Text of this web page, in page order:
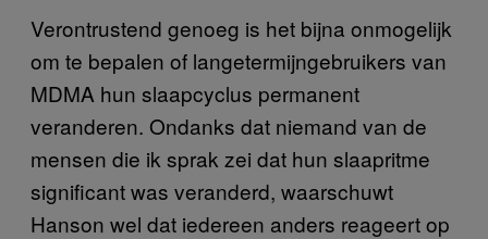
Verontrustend genoeg is het bijna onmogelijk
om te bepalen of langetermijngebruikers van
MDMA hun slaapcyclus permanent
veranderen. Ondanks dat niemand van de
mensen die ik sprak zei dat hun slaapritme
significant was veranderd, waarschuwt
Hanson wel dat iedereen anders reageert op